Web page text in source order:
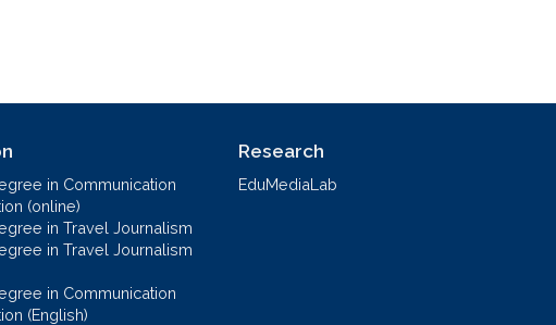
in Communication
(online)
in Travel Journalism
in Travel Journalism
in Communication
(English)
Research
EduMediaLab